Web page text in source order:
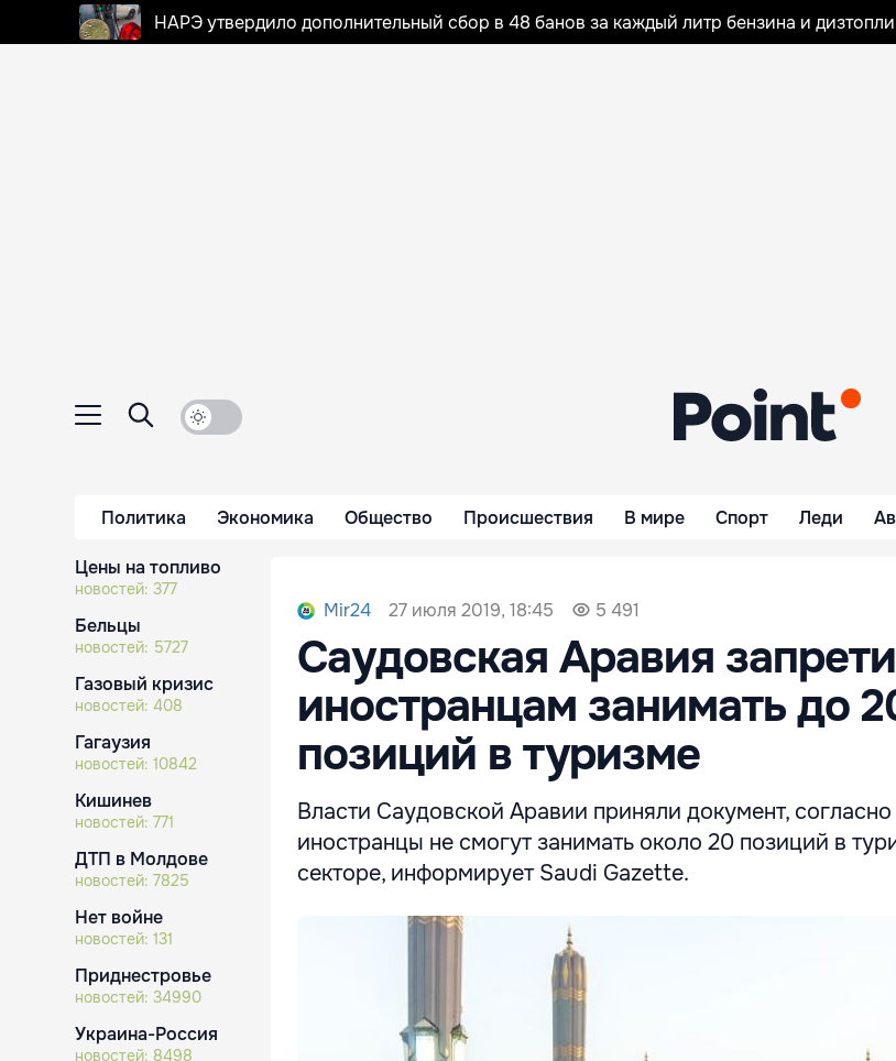
НАРЭ утвердило дополнительный сбор в 48 банов за каждый литр бензина и
Политика Экономика Общество Происшествия В мире Спорт Леди
Цены на топливо
новостей: 377
Бельцы
новостей: 5727
Газовый кризис
новостей: 408
Гагаузия
новостей: 10842
Кишинев
новостей: 771
ДТП в Молдове
новостей: 7825
Нет войне
новостей: 131
Приднестровье
новостей: 34990
Украина-Россия
новостей: 8498
Mir24 27 июля 2019, 18:45 5 491
Саудовская Аравия
иностранцам занимать до
позиций в туризме
Власти Саудовской Аравии приняли документ,
иностранцы не смогут занимать около 20 позиций в
секторе, информирует Saudi Gazette.